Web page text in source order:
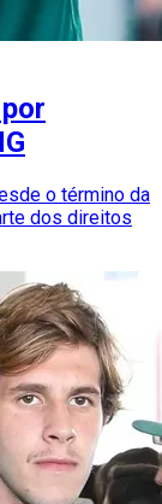
o término da
dos direitos